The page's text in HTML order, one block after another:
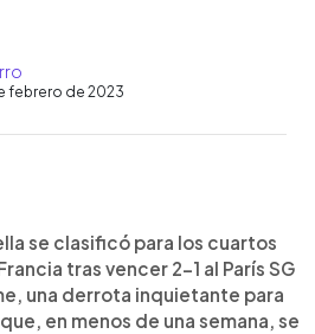
febrero de 2023
se clasificó para los cuartos
tras vencer 2-1 al París SG
una derrota inquietante para
en menos de una semana, se